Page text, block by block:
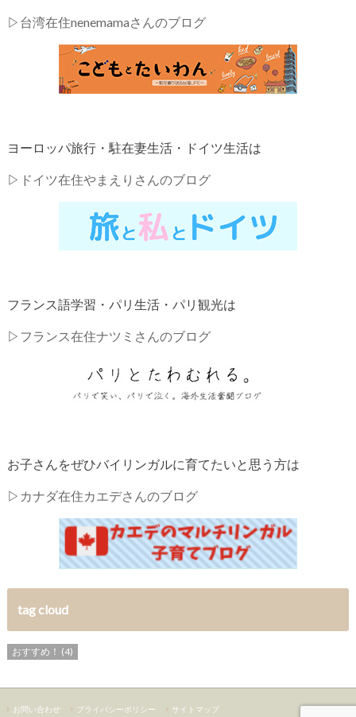
▷ 台湾在住nenemamaさんのブログ
ヨーロッパ旅行・駐在妻生活・ドイツ生活は
▷ ドイツ在住やまえりさんのブログ
フランス語学習・パリ生活・パリ観光は
▷ フランス在住ナツミさんのブログ
お子さんをぜひバイリンガルに育てたいと思う方は
▷ カナダ在住カエデさんのブログ
tag cloud
おすすめ！ (4)
お問い合わせ プライバシーポリシー サイトマップ